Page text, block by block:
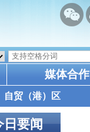
媒体合作
自贸（港）区
日要闻